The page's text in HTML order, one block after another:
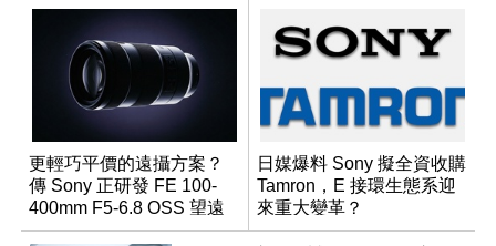
更輕巧平價的遠攝方案？
傳 Sony 正研發 FE 100-
400mm F5-6.8 OSS 望遠
變焦鏡頭
日媒爆料 Sony 擬全資收購
Tamron，E 接環生態系迎
來重大變革？